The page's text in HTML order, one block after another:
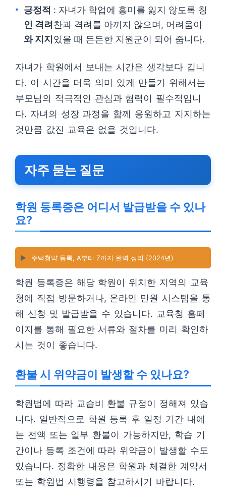
긍정적
인 격려
와 지지
: 자녀가 학업에 흥미를 잃지 않도록 칭
찬과 격려를 아끼지 않으며, 어려움이
있을 때 든든한 지원군이 되어 줍니다.
자녀가 학원에서 보내는 시간은 생각보다 깁니
다. 이 시간을 더욱 의미 있게 만들기 위해서는
부모님의 적극적인 관심과 협력이 필수적입니
다. 자녀의 성장 과정을 함께 응원하고 지지하는
것만큼 값진 교육은 없을 것입니다.
자주 묻는 질문
학원 등록증은 어디서 발급받을 수 있나
요?
▶️ 주택청약 등록, A부터 Z까지 완벽 정리 (2024년)
학원 등록증은 해당 학원이 위치한 지역의 교육
청에 직접 방문하거나, 온라인 민원 시스템을 통
해 신청 및 발급받을 수 있습니다. 교육청 홈페
이지를 통해 필요한 서류와 절차를 미리 확인하
시는 것이 좋습니다.
환불 시 위약금이 발생할 수 있나요?
학원법에 따라 교습비 환불 규정이 정해져 있습
니다. 일반적으로 학원 등록 후 일정 기간 내에
는 전액 또는 일부 환불이 가능하지만, 학습 기
간이나 등록 조건에 따라 위약금이 발생할 수도
있습니다. 정확한 내용은 학원과 체결한 계약서
또는 학원법 시행령을 참고하시기 바랍니다.